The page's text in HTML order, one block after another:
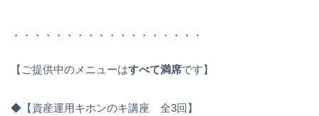
・・・・・・・・・・・・・・・・・・
【ご提供中のメニューはすべて満席です】
◆【資産運用キホンのキ講座 全3回】